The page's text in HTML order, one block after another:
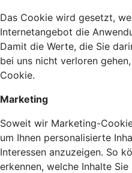
Das Cookie wird gesetzt,
Internetangebot die
Damit die Werte, die Sie
bei uns nicht verloren
Cookie.
Marketing
Soweit wir Marketing-
um Ihnen personalisierte
Interessen anzuzeigen. So
erkennen, welche Inhalte